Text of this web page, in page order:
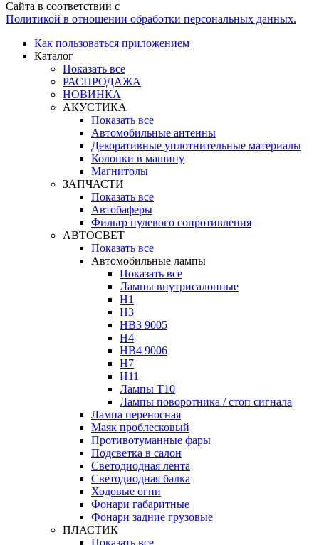
Сайта в соответствии с
Политикой в отношении обработки персональных данных.
Как пользоваться приложением
Каталог
Показать все
РАСПРОДАЖА
НОВИНКА
АКУСТИКА
Показать все
Автомобильные антенны
Декоративные уплотнительные материалы
Колонки в машину
Магнитолы
ЗАПЧАСТИ
Показать все
Автобаферы
Фильтр нулевого сопротивления
АВТОСВЕТ
Показать все
Автомобильные лампы
Показать все
Лампы внутрисалонные
H1
H3
HB3 9005
H4
HB4 9006
H7
H11
Лампы Т10
Лампы поворотника / стоп сигнала
Лампа переносная
Маяк проблесковый
Противотуманные фары
Подсветка в салон
Светодиодная лента
Светодиодная балка
Ходовые огни
Фонари габаритные
Фонари задние грузовые
ПЛАСТИК